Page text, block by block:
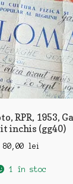
RPR, 1953,
inchis (gg40)
80,00 lei
1 în stoc